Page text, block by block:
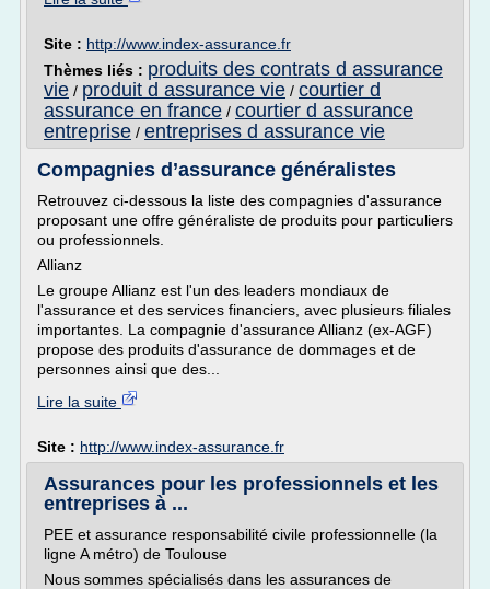
Site : http://www.index-assurance.fr
Thèmes liés : produits des contrats d assurance
vie / produit d assurance vie / courtier d
assurance en france / courtier d assurance
entreprise / entreprises d assurance vie
Compagnies d’assurance généralistes
Retrouvez ci-dessous la liste des compagnies d'assurance
proposant une offre généraliste de produits pour particuliers
ou professionnels.
Allianz
Le groupe Allianz est l'un des leaders mondiaux de
l'assurance et des services financiers, avec plusieurs filiales
importantes. La compagnie d'assurance Allianz (ex-AGF)
propose des produits d'assurance de dommages et de
personnes ainsi que des...
Lire la suite
Site : http://www.index-assurance.fr
Assurances pour les professionnels et les
entreprises à ...
PEE et assurance responsabilité civile professionnelle (la
ligne A métro) de Toulouse
Nous sommes spécialisés dans les assurances de